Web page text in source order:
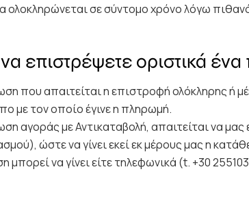
ολοκληρώνεται σε σύντομο χρόνο λόγω
επιστρέψετε οριστικά ένα
που απαιτείται η επιστροφή ολόκληρης ή
με τον οποίο έγινε η πληρωμή.
αγοράς με Αντικαταβολή, απαιτείται να
ώστε να γίνει εκεί εκ μέρους μας η
μπορεί να γίνει είτε τηλεφωνικά (t. +30